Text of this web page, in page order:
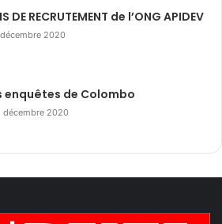
DE RECRUTEMENT de l’ONG APIDEV
2020
enquêtes de Colombo
décembre 2020